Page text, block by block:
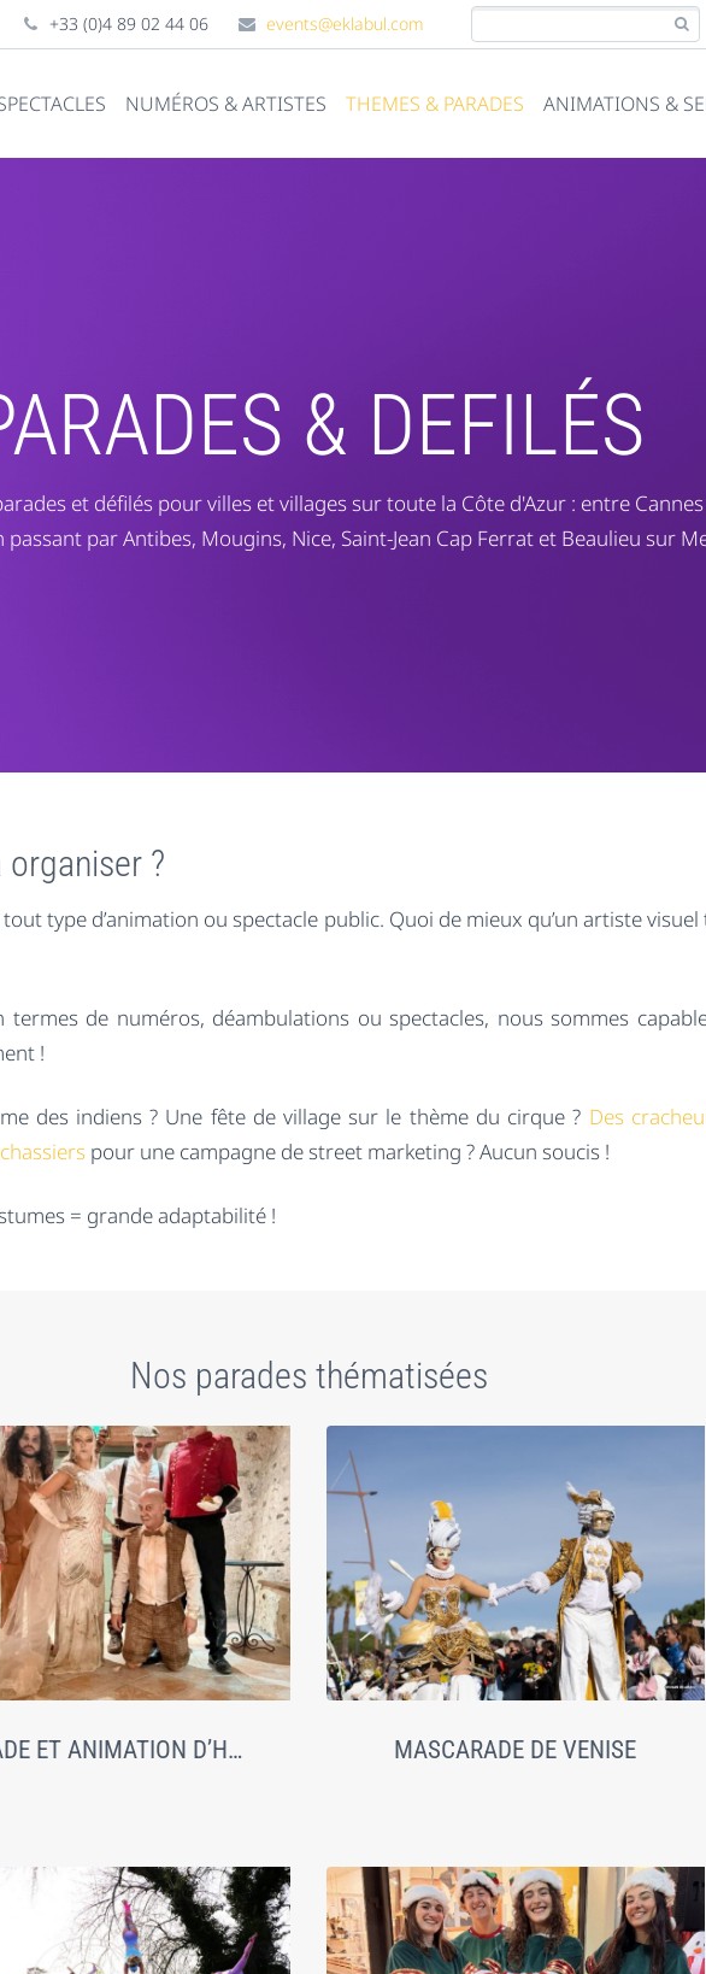
+33 (0)4 89 02 44 06 events@eklabul.com
NUMÉROS & ARTISTES THEMES & PARADES ANIMATIONS &
& DEFILÉS
et défilés pour villes et villages sur toute la Côte d'Azur : entre
passant par Antibes, Mougins, Nice, Saint-Jean Cap Ferrat et Beaulieu sur
?
type d’animation ou spectacle public. Quoi de mieux qu’un artiste
de numéros, déambulations ou spectacles, nous sommes
!
des indiens ? Une fête de village sur le thème du cirque ? Des
pour une campagne de street marketing ? Aucun soucis !
= grande adaptabilité !
Nos parades thématisées
PARADE ET ANIMATION D’HALLOWEEN MASCARADE DE VENISE